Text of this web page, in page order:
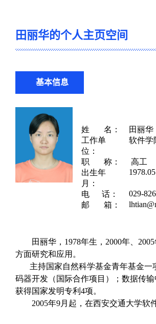
田丽华的个人主页空间
基本信息